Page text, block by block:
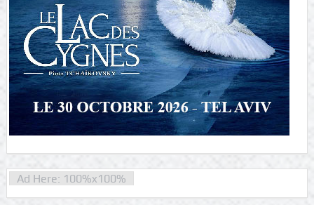
Ad Here: 100%x100%